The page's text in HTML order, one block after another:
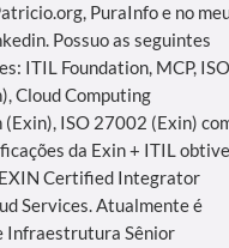
PuraInfo e no
Possuo as seguintes
ITIL Foundation, MCP, ISO
Cloud Computing
(Exin), ISO 27002 (Exin)
da Exin + ITIL obtive
Certified Integrator
Services. Atualmente é
Infraestrutura Sênior